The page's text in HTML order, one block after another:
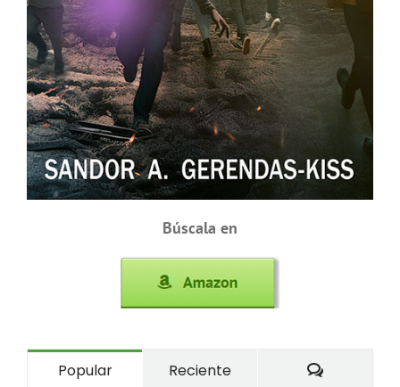
Búscala en
Popular Reciente